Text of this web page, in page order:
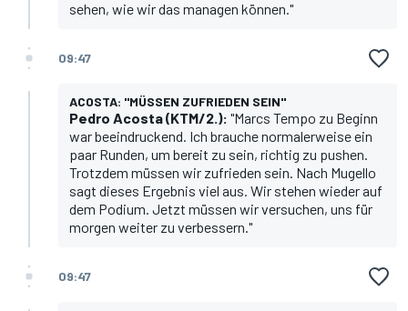
sehen, wie wir das managen können."
09:47
ACOSTA: "MÜSSEN ZUFRIEDEN SEIN"
Pedro Acosta(KTM/2.): "Marcs Tempo zu Beginn
war beeindruckend. Ich brauche normalerweise ein
paar Runden, um bereit zu sein, richtig zu pushen.
Trotzdem müssen wir zufrieden sein. Nach Mugello
sagt dieses Ergebnis viel aus. Wir stehen wieder auf
dem Podium. Jetzt müssen wir versuchen, uns für
morgen weiter zu verbessern."
09:47